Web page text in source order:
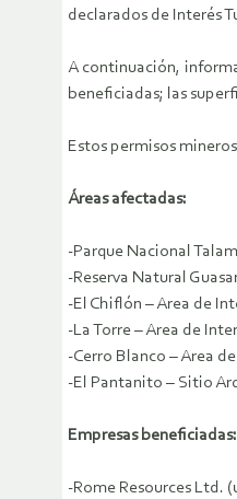
declarados de Interés
A continuación,
beneficiadas; las
Estos permisos
Áreas afectadas:
-Parque Nacional
-Reserva Natural
-El Chiflón – Area de
-La Torre – Area de
-Cerro Blanco – Area
-El Pantanito – Sitio
Empresas beneficiadas:
-Rome Resources Ltd.